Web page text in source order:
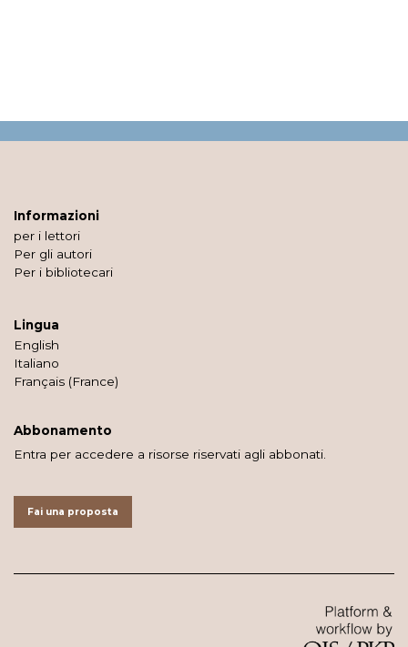
Informazioni
per i lettori
Per gli autori
Per i bibliotecari
Lingua
English
Italiano
Français (France)
Abbonamento
Entra per accedere a risorse riservati agli abbonati.
Fai una proposta